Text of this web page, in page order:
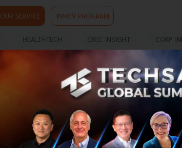
OUR SERVICE INNOV PROGRAM
HEALTHTECH EXEC INSIGHT CORP
รู้จัก EngineAI ‘T800’ หุ่นยนต์ฮิว
แกร่งจากจีน ใช้แบตเตอรี่ Solid-
NVIDIA พร้อมลุยงานอุตสาหกรรม